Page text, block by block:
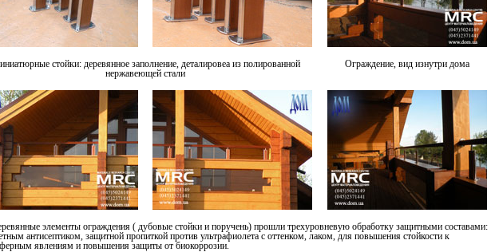
стойки: деревянное заполнение, деталировеа из полированной
нержавеющей стали
Ограждение, вид изнутри дома
элементы ограждения ( дубовые стойки и поручень) прошли трехуровневую обработку защитными составами:
антисептиком, защитной пропиткой против ультрафиолета с оттенком, лаком, для повышения стойкости к
явлениям и повышения защиты от биокоррозии.